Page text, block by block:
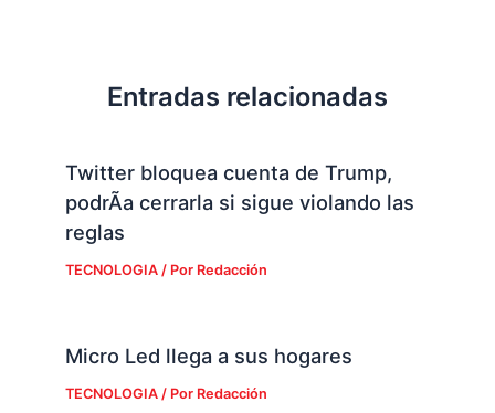
Entradas relacionadas
Twitter bloquea cuenta de Trump,
podrÃ­a cerrarla si sigue violando las
reglas
TECNOLOGIA/ Por Redacción
Micro Led llega a sus hogares
TECNOLOGIA/ Por Redacción